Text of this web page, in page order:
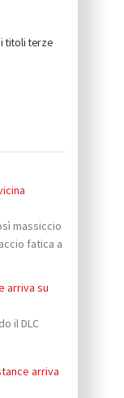
titoli terze
massiccio
fatica a
arriva su
il DLC
arriva